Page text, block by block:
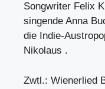
Songwriter Felix
singende Anna
die Indie-
Nikolaus .
Zwtl.: Wienerlied